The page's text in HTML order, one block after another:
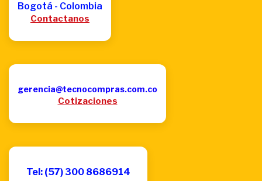
Bogotá - Colombia
Contactanos
gerencia@tecnocompras.com.co
Cotizaciones
Tel: (57) 300 8686914